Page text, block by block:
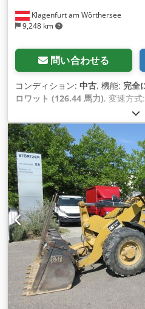
Klagenfurt am Wörthersee
9,248 km
問い合わせる
コンディション: 中古, 機能: 完全
ロワット (126.44 馬力), 変速方式:
12,600 kg
12,600 kg（キログラム）, アク
10/1998, 製造年:1998, 稼働時
装備:パレットフォーク, 全輪駆動